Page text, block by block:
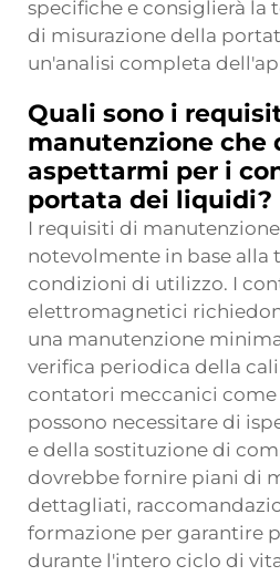
specifiche e consiglierà
di misurazione della
un'analisi completa
Quali sono i
manutenzione che
aspettarmi per i
portata dei liquidi?
I requisiti di
notevolmente in base alla
condizioni di utilizzo. I
elettromagnetici
una manutenzione
verifica periodica della
contatori meccanici
possono necessitare di
e della sostituzione di
dovrebbe fornire piani di
dettagliati,
formazione per garantire
durante l'intero ciclo di